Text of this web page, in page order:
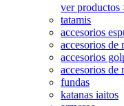
ver productos
tatamis
accesorios
accesorios de
accesorios
accesorios de
fundas
katanas iaitos